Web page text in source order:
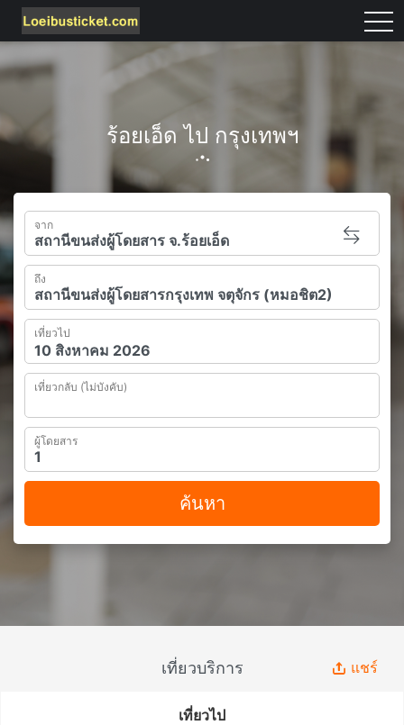
ร้อยเอ็ด ไป กรุงเทพฯ
จาก
ถึง
เที่ยวไป
เที่ยวกลับ (ไม่บังคับ)
ผู้โดยสาร
ค้นหา
เที่ยวบริการ แชร์
เที่ยวไป